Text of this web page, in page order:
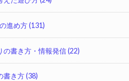
進め方(131)
の書き方・情報発信(22)
書き方(38)